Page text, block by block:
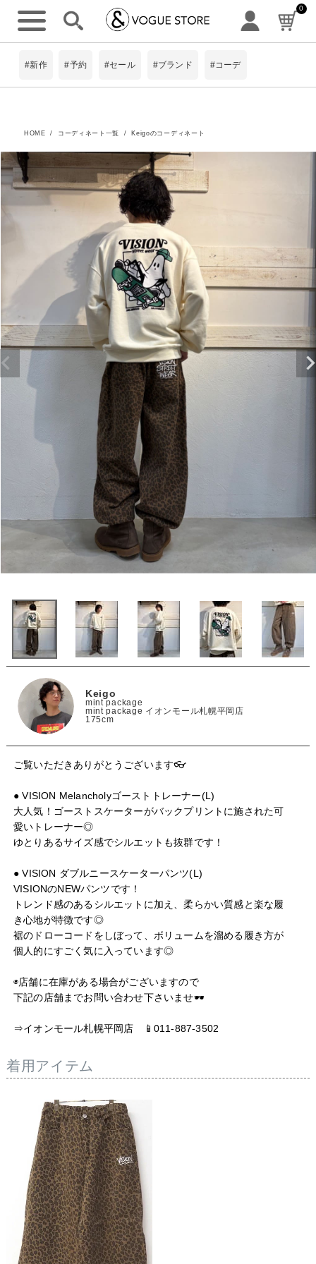
0
#新作 #予約 #セール #ブランド #コーデ
詳細検索
HOME コーディネート一覧 Keigoのコーディネート
Keigo
mint package
mint package イオンモール札幌平岡店
175cm
ご覧いただきありがとうございます👓
● VISION Melancholyゴーストトレーナー(L)
大人気！ゴーストスケーターがバックプリントに施された可
愛いトレーナー◎
ゆとりあるサイズ感でシルエットも抜群です！
● VISION ダブルニースケーターパンツ(L)
VISIONのNEWパンツです！
トレンド感のあるシルエットに加え、柔らかい質感と楽な履
き心地が特徴です◎
裾のドローコードをしぼって、ボリュームを溜める履き方が
個人的にすごく気に入っています◎
◉店舗に在庫がある場合がございますので
下記の店舗までお問い合わせ下さいませ🕶️
着用アイテム